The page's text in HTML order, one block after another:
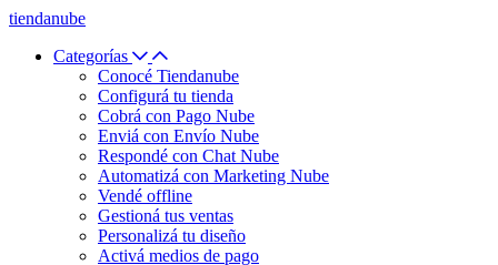
tiendanube
Categorías
Conocé Tiendanube
Configurá tu tienda
Cobrá con Pago Nube
Enviá con Envío Nube
Respondé con Chat Nube
Automatizá con Marketing Nube
Vendé offline
Gestioná tus ventas
Personalizá tu diseño
Activá medios de pago